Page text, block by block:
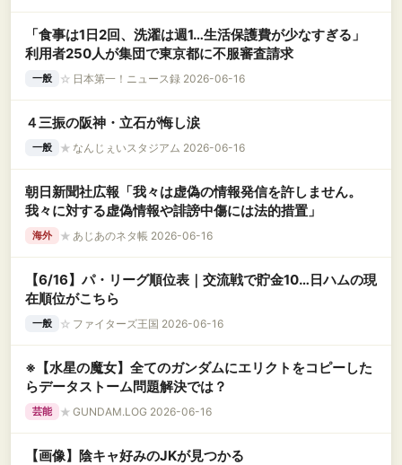
「食事は1日2回、洗濯は週1…生活保護費が少なすぎる」
利用者250人が集団で東京都に不服審査請求
一般 ☆ 日本第一！ニュース録 2026-06-16
４三振の阪神・立石が悔し涙
一般 ★ なんじぇいスタジアム 2026-06-16
朝日新聞社広報「我々は虚偽の情報発信を許しません。
我々に対する虚偽情報や誹謗中傷には法的措置」
海外 ★ あじあのネタ帳 2026-06-16
【6/16】パ・リーグ順位表｜交流戦で貯金10…日ハムの現
在順位がこちら
一般 ☆ ファイターズ王国 2026-06-16
※【水星の魔女】全てのガンダムにエリクトをコピーした
らデータストーム問題解決では？
芸能 ★ GUNDAM.LOG 2026-06-16
【画像】陰キャ好みのJKが見つかる